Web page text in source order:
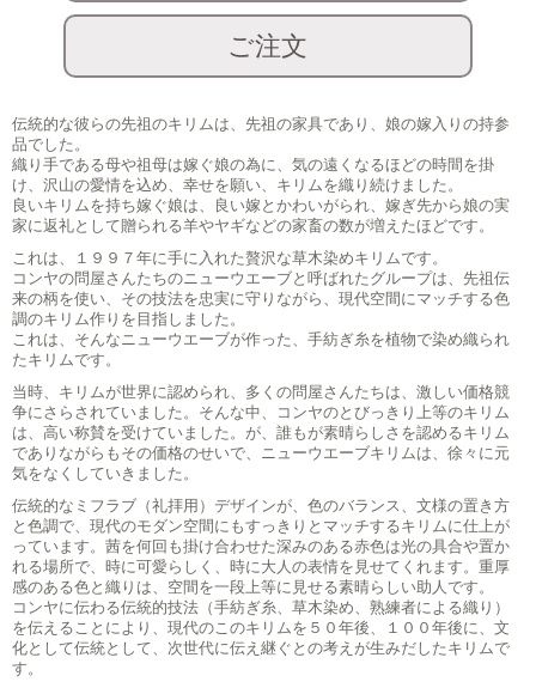
伝統的な彼らの先祖のキリムは、先祖の家具であり、娘の嫁入りの持参
品でした。
織り手である母や祖母は嫁ぐ娘の為に、気の遠くなるほどの時間を掛
け、沢山の愛情を込め、幸せを願い、キリムを織り続けました。
良いキリムを持ち嫁ぐ娘は、良い嫁とかわいがられ、嫁ぎ先から娘の実
家に返礼として贈られる羊やヤギなどの家畜の数が増えたほどです。
これは、１９９７年に手に入れた贅沢な草木染めキリムです。
コンヤの問屋さんたちのニューウエーブと呼ばれたグループは、先祖伝
来の柄を使い、その技法を忠実に守りながら、現代空間にマッチする色
調のキリム作りを目指しました。
これは、そんなニューウエーブが作った、手紡ぎ糸を植物で染め織られ
たキリムです。
当時、キリムが世界に認められ、多くの問屋さんたちは、激しい価格競
争にさらされていました。そんな中、コンヤのとびっきり上等のキリム
は、高い称賛を受けていました。が、誰もが素晴らしさを認めるキリム
でありながらもその価格のせいで、ニューウエーブキリムは、徐々に元
気をなくしていきました。
伝統的なミフラブ（礼拝用）デザインが、色のバランス、文様の置き方
と色調で、現代のモダン空間にもすっきりとマッチするキリムに仕上が
っています。茜を何回も掛け合わせた深みのある赤色は光の具合や置か
れる場所で、時に可愛らしく、時に大人の表情を見せてくれます。重厚
感のある色と織りは、空間を一段上等に見せる素晴らしい助人です。
コンヤに伝わる伝統的技法（手紡ぎ糸、草木染め、熟練者による織り）
を伝えることにより、現代のこのキリムを５０年後、１００年後に、文
化として伝統として、次世代に伝え継ぐとの考えが生みだしたキリムで
す。